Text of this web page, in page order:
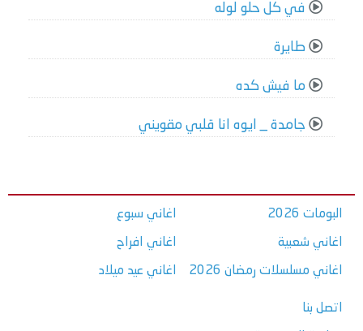
في كل حلو لوله
طايرة
ما فيش كده
جامدة _ ايوه انا قلبي مقويني
البومات 2026
اغاني شعبية
اغاني مسلسلات رمضان 2026
اغاني سبوع
اغاني افراح
اغاني عيد ميلاد
اتصل بنا